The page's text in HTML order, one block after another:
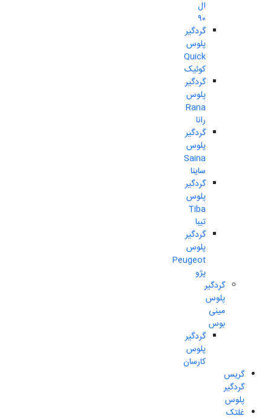
ال
۹۰
گردگیر
پلوس
Quick
کوئیک
گردگیر
پلوس
Rana
رانا
گردگیر
پلوس
Saina
ساینا
گردگیر
پلوس
Tiba
تیبا
گردگیر
پلوس
Peugeot
پژو
گردگیر
پلوس
مینی
بوس
گردگیر
پلوس
کارسان
گریس
گردگیر
پلوس
غلتک